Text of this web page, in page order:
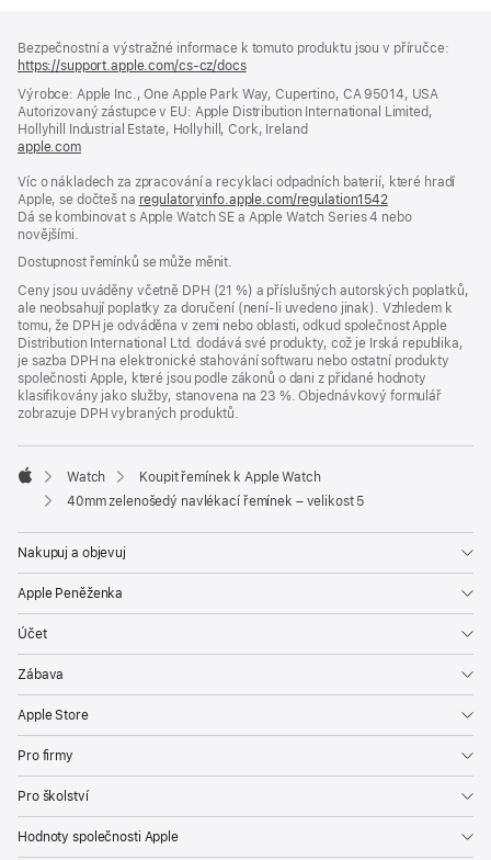
Bezpečnostní a výstražné informace k tomuto produktu jsou v příručce:
https://support.apple.com/cs-cz/docs(otevře
v novém
okně)
Výrobce: Apple Inc., One Apple Park Way, Cupertino, CA 95014, USA
Autorizovaný zástupce v EU: Apple Distribution International Limited,
Hollyhill Industrial Estate, Hollyhill, Cork, Ireland
apple.com(otevře
v novém
okně)
Víc o nákladech za zpracování a recyklaci odpadních baterií, které hradí
Apple, se dočteš na regulatoryinfo.apple.com/regulation1542(otevře
se
Dá se kombinovat s Apple Watch SE a Apple Watch Series 4 nebo
novějšími.
Dostupnost řemínků se může měnit.
Ceny jsou uváděny včetně DPH (21 %) a příslušných autorských poplatků,
ale neobsahují poplatky za doručení (není-li uvedeno jinak). Vzhledem k
tomu, že DPH je odváděna v zemi nebo oblasti, odkud společnost Apple
Distribution International Ltd. dodává své produkty, což je Irská republika,
je sazba DPH na elektronické stahování softwaru nebo ostatní produkty
společnosti Apple, které jsou podle zákonů o dani z přidané hodnoty
klasifikovány jako služby, stanovena na 23 %. Objednávkový formulář
zobrazuje DPH vybraných produktů.
Apple
Watch
Koupit řemínek k Apple Watch
40mm zelenošedý navlékací řemínek – velikost 5
Nakupuj a objevuj
Apple Peněženka
Účet
Zábava
Apple Store
Pro firmy
Pro školství
Hodnoty společnosti Apple